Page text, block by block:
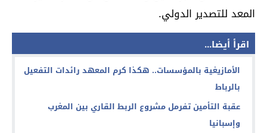
المعد للتصدير الدولي.
اقرأ أيضا...
الأمازيغية بالمؤسسات.. هكذا كرم المعهد رائدات التفعيل
بالرباط
عقبة التأمين تفرمل مشروع الربط القاري بين المغرب
وإسبانيا